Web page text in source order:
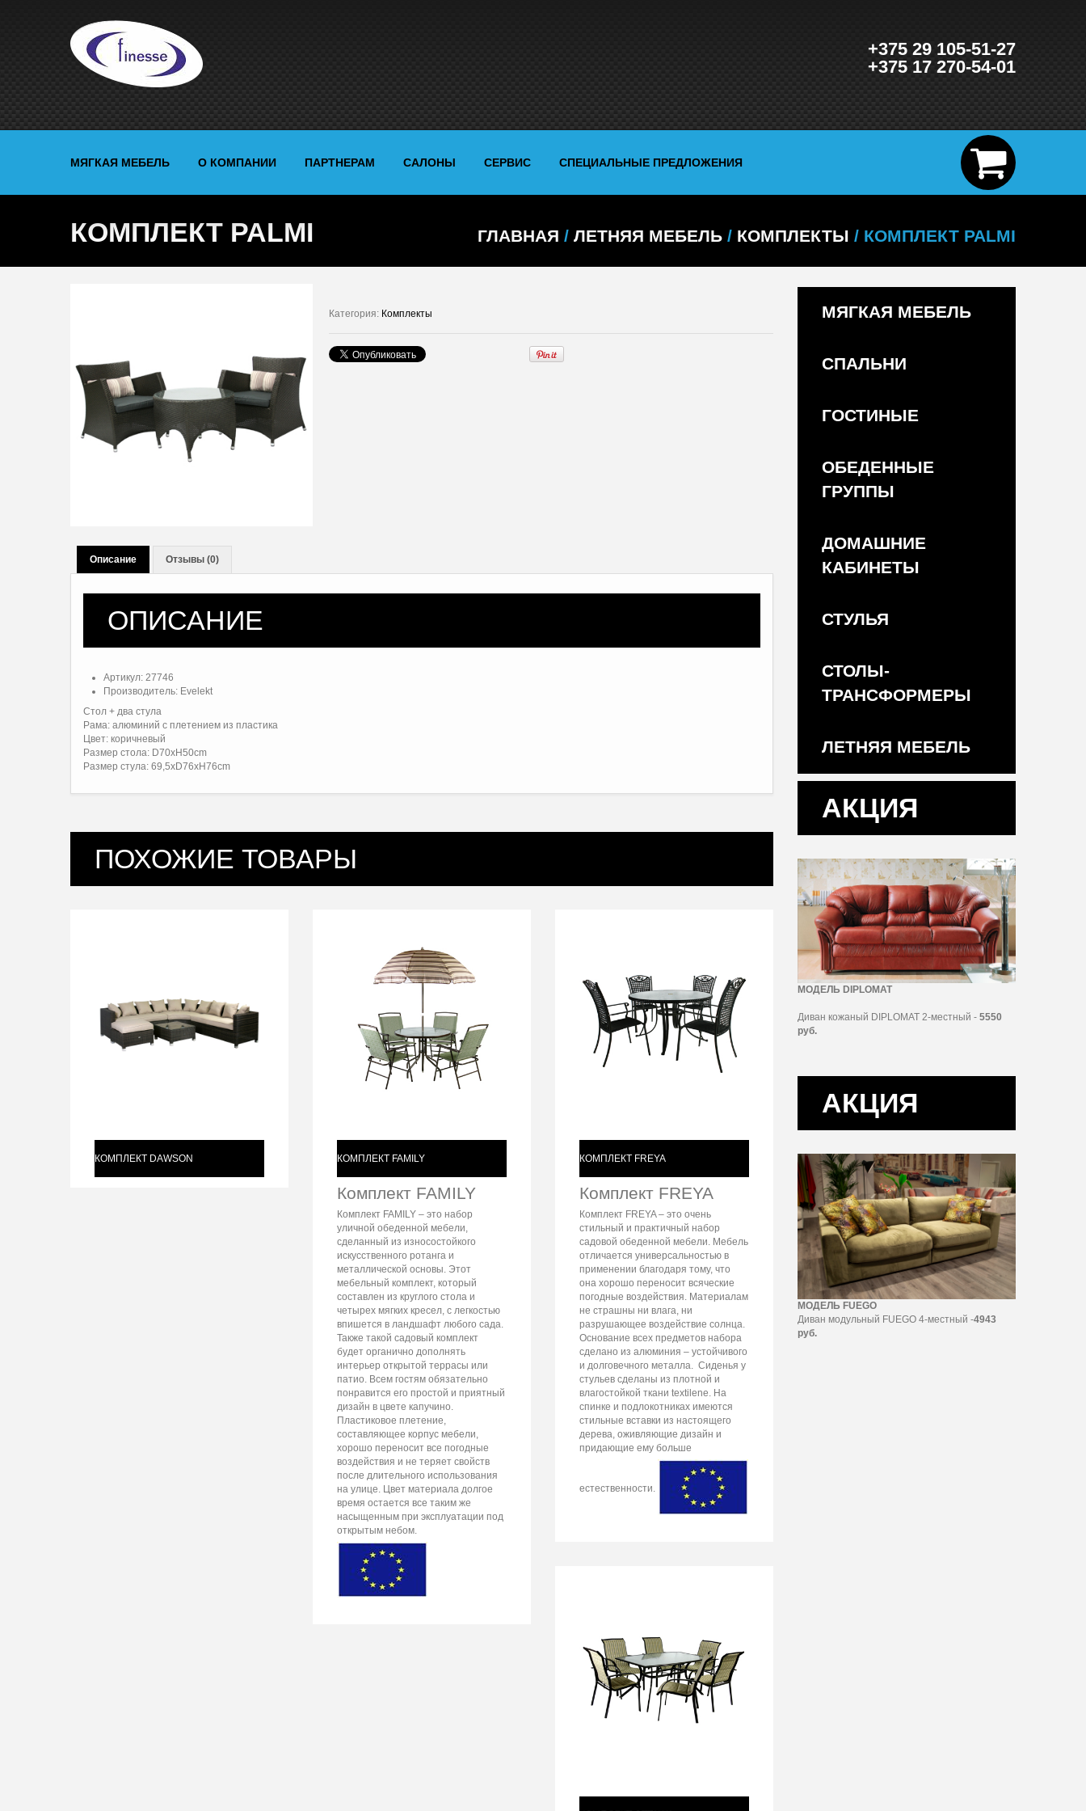
+375 29 105-51-27
+375 17 270-54-01
МЯГКАЯ МЕБЕЛЬ О КОМПАНИИ ПАРТНЕРАМ САЛОНЫ СЕРВИС СПЕЦИАЛЬНЫЕ ПРЕДЛОЖЕНИЯ
КОМПЛЕКТ PALMI ГЛАВНАЯ / ЛЕТНЯЯ МЕБЕЛЬ / КОМПЛЕКТЫ / КОМПЛЕКТ PALMI
Категория: Комплекты
Описание Отзывы (0)
ОПИСАНИЕ
Артикул: 27746
Производитель: Evelekt
Стол + два стула
Рама: алюминий с плетением из пластика
Цвет: коричневый
Размер стола: D70xH50cm
Размер стула: 69,5xD76xH76cm
ПОХОЖИЕ ТОВАРЫ
КОМПЛЕКТ DAWSON КОМПЛЕКТ FAMILY
Комплект FAMILY
Комплект FAMILY – это набор
уличной обеденной мебели,
сделанный из износостойкого
искусственного ротанга и
металлической основы. Этот
мебельный комплект, который
составлен из круглого стола и
четырех мягких кресел, с легкостью
впишется в ландшафт любого сада.
Также такой садовый комплект
будет органично дополнять
интерьер открытой террасы или
патио. Всем гостям обязательно
понравится его простой и приятный
дизайн в цвете капучино.
Пластиковое плетение,
составляющее корпус мебели,
хорошо переносит все погодные
воздействия и не теряет свойств
после длительного использования
на улице. Цвет материала долгое
время остается все таким же
насыщенным при эксплуатации под
открытым небом.
КОМПЛЕКТ FREYA
Комплект FREYA
Комплект FREYA – это очень
стильный и практичный набор
садовой обеденной мебели. Мебель
отличается универсальностью в
применении благодаря тому, что
она хорошо переносит всяческие
погодные воздействия. Материалам
не страшны ни влага, ни
разрушающее воздействие солнца.
Основание всех предметов набора
сделано из алюминия – устойчивого
и долговечного металла. Сиденья у
стульев сделаны из плотной и
влагостойкой ткани textilene. На
спинке и подлокотниках имеются
стильные вставки из настоящего
дерева, оживляющие дизайн и
придающие ему больше
естественности.
МЯГКАЯ МЕБЕЛЬ
СПАЛЬНИ
ГОСТИНЫЕ
ОБЕДЕННЫЕ
ГРУППЫ
ДОМАШНИЕ
КАБИНЕТЫ
СТУЛЬЯ
СТОЛЫ-
ТРАНСФОРМЕРЫ
ЛЕТНЯЯ МЕБЕЛЬ
АКЦИЯ
МОДЕЛЬ DIPLOMAT
Диван кожаный DIPLOMAT 2-местный - 5550
руб.
АКЦИЯ
МОДЕЛЬ FUEGO
Диван модульный FUEGO 4-местный -4943
руб.